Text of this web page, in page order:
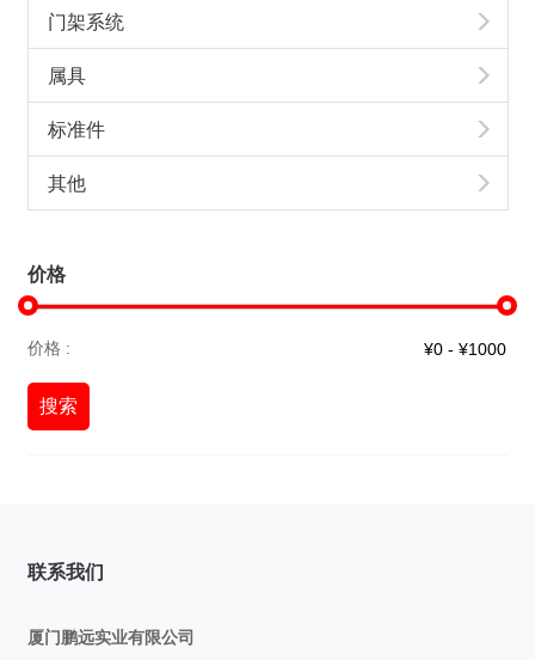
门架系统
属具
标准件
其他
价格
价格 :
搜索
联系我们
厦门鹏远实业有限公司